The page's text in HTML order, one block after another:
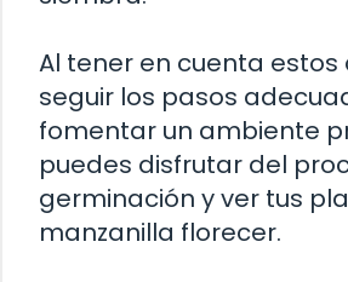
Al tener en cuenta
seguir los pasos
fomentar un ambiente
puedes disfrutar del
germinación y ver tus
manzanilla florecer.